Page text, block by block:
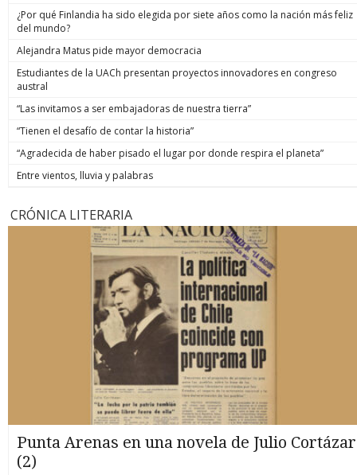
¿Por qué Finlandia ha sido elegida por siete años como la nación más feliz
del mundo?
Alejandra Matus pide mayor democracia
Estudiantes de la UACh presentan proyectos innovadores en congreso
austral
“Las invitamos a ser embajadoras de nuestra tierra”
“Tienen el desafío de contar la historia”
“Agradecida de haber pisado el lugar por donde respira el planeta”
Entre vientos, lluvia y palabras
CRÓNICA LITERARIA
Punta Arenas en una novela de Julio Cortázar
(2)